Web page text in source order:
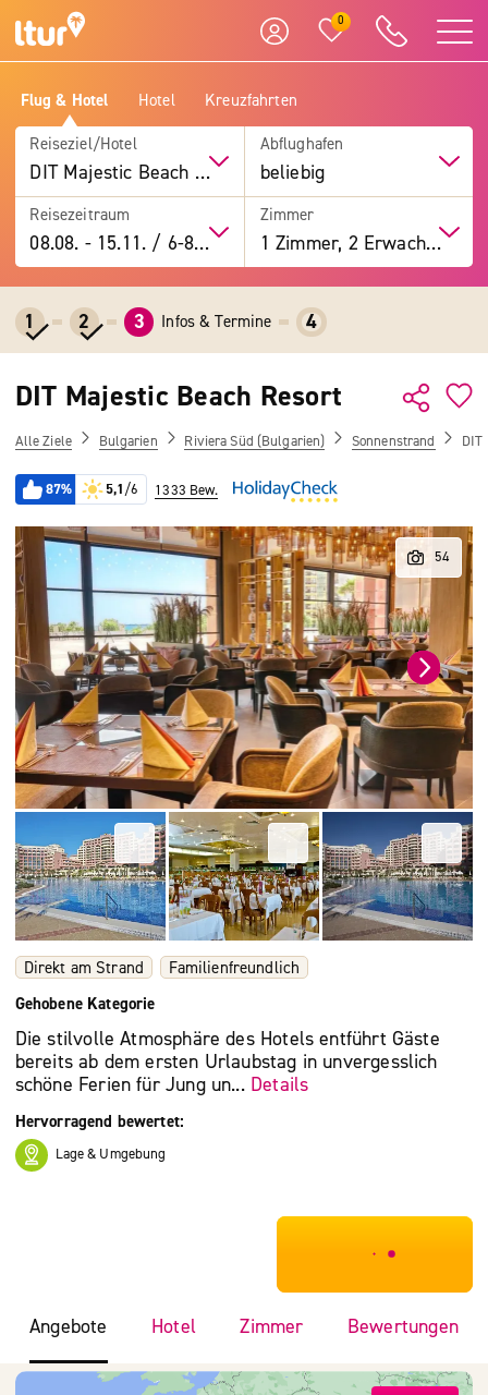
0
Flug & Hotel Hotel Kreuzfahrten
Reiseziel/Hotel
DIT Majestic Beach Resort
Abflughafen
beliebig
Reisezeitraum
08.08. -15.11. / 6-8 Tage
Zimmer
1 Zimmer, 2 Erwachsene
1 2 3 Infos & Termine 4
DIT Majestic Beach Resort
Alle Ziele Bulgarien Riviera Süd (Bulgarien) Sonnenstrand DIT
87% 5,1/6 1333 Bew.
Direkt am Strand
Familienfreundlich
Gehobene Kategorie
Die stilvolle Atmosphäre des Hotels entführt Gäste
bereits ab dem ersten Urlaubstag in unvergesslich
schöne Ferien für Jung un... Details
Hervorragend bewertet:
Lage & Umgebung
***************
Angebote Hotel Zimmer Bewertungen